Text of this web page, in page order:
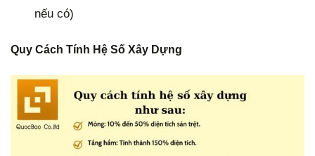
nếu có)
Quy Cách Tính Hệ Số Xây Dựng